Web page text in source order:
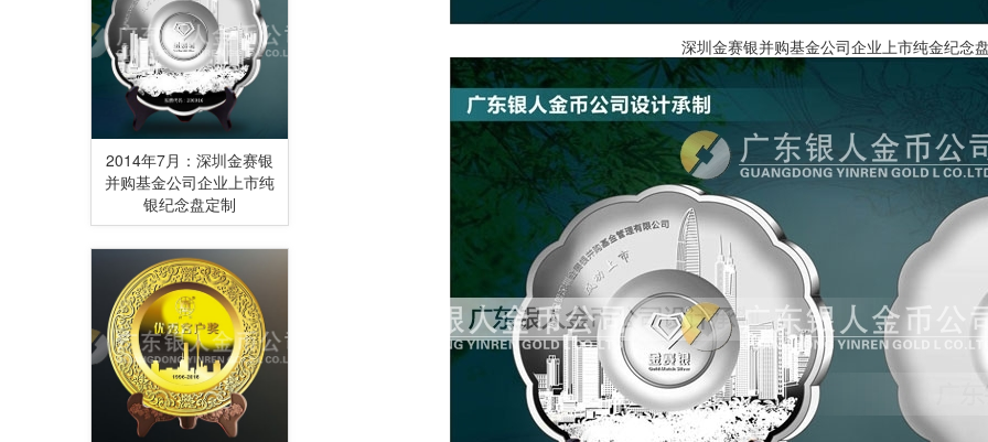
2014年7月：深圳金赛银
并购基金公司企业上市纯
银纪念盘定制
深圳金赛银并购基金公司企业上市纯金纪念